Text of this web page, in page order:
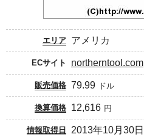
エリア アメリカ
ECサイト northerntool.com
販売価格 79.99 ドル
換算価格 12,616 円
情報取得日 2013年10月30日